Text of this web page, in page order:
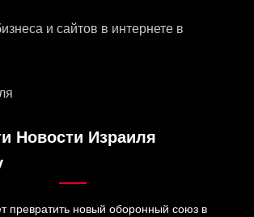
и сайтов в интернете в
Новости Израиля
превратить новый оборонный союз в